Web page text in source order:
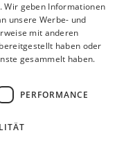
& 27 39044 Neumarkt
Wir geben Informationen
unsere Werbe- und
mit anderen
haben oder
gesammelt haben.
PERFORMANCE